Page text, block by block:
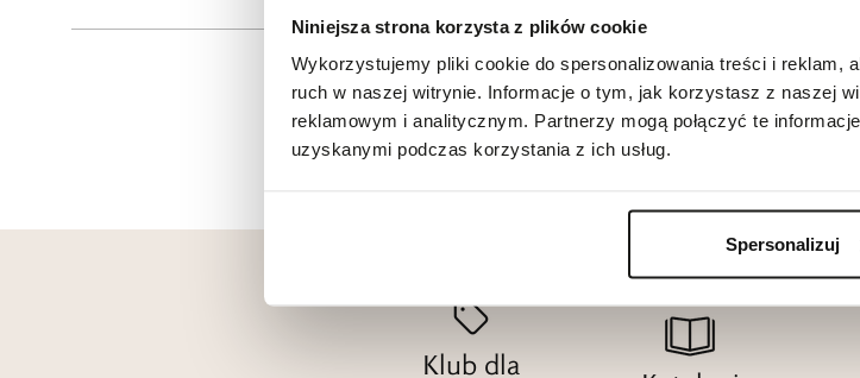
Niniejsza strona korzysta z plików cookie
Wykorzystujemy pliki cookie do spersonalizowania treści i reklam,
ruch w naszej witrynie. Informacje o tym, jak korzystasz z naszej
reklamowym i analitycznym. Partnerzy mogą połączyć te
uzyskanymi podczas korzystania z ich usług.
Spersonalizuj
Klub dla